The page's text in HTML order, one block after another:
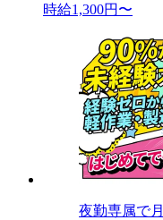
時給1,300円〜
夜勤専属で